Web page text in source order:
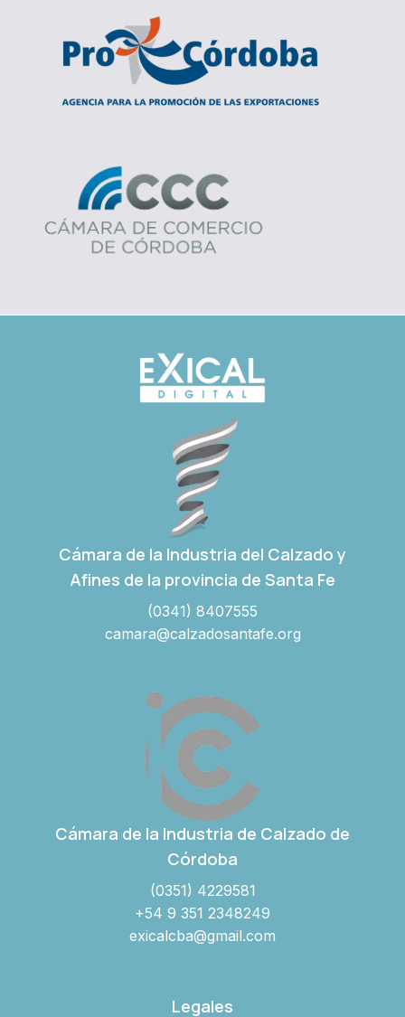
Cámara de la Industria del Calzado y
Afines de la provincia de Santa Fe
(0341) 8407555
camara@calzadosantafe.org
Cámara de la Industria de Calzado de
Córdoba
(0351) 4229581
+54 9 351 2348249
exicalcba@gmail.com
Legales